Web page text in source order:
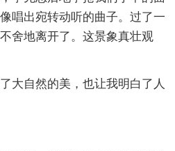
唱出宛转动听的曲子。过了一
舍地离开了。这景象真壮观
大自然的美，也让我明白了人